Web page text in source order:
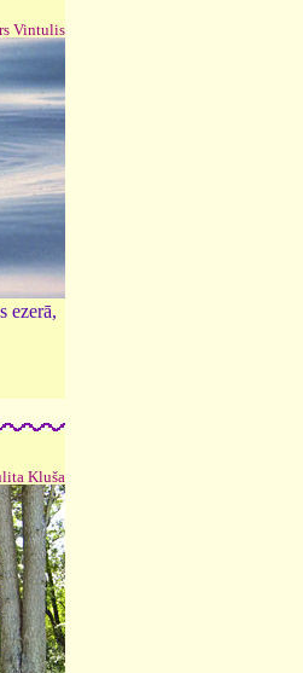
Vintulis
ezerā,
Kluša